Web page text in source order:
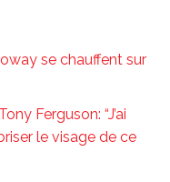
se chauffent sur
Ferguson: “J’ai
le visage de ce